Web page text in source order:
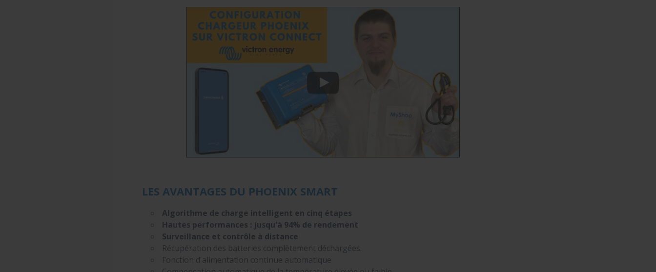
LES AVANTAGES DU PHOENIX SMART
Algorithme de charge intelligent en cinq étapes
Hautes performances : jusqu'à 94% de rendement
Surveillance et contrôle à distance
Récupération des batteries complètement déchargées.
Fonction d'alimentation continue automatique